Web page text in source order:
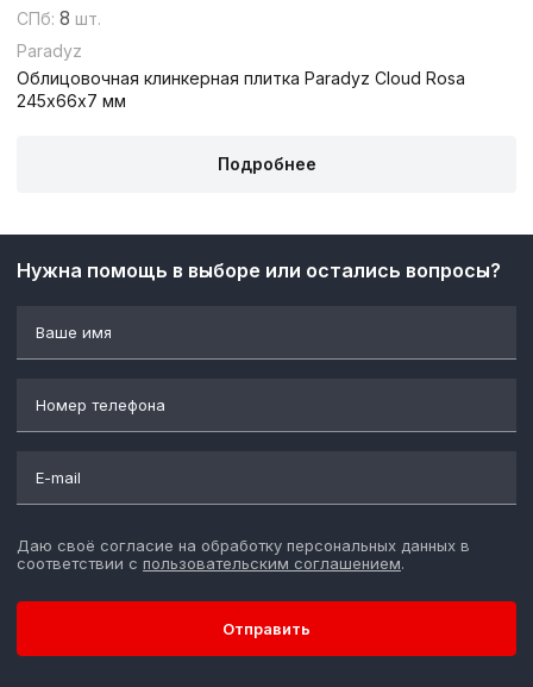
СПб: 8 шт.
Paradyz
Облицовочная клинкерная плитка Paradyz Cloud Rosa
245х66х7 мм
Подробнее
Нужна помощь в выборе или остались вопросы?
Даю своё согласие на обработку персональных данных в
соответствии с пользовательским соглашением.
Отправить